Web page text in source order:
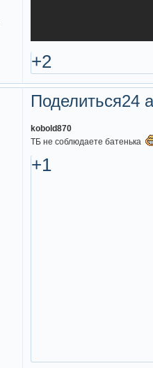
+2
Поделиться24
kobold870
ТБ не соблюдаете батенька
+1